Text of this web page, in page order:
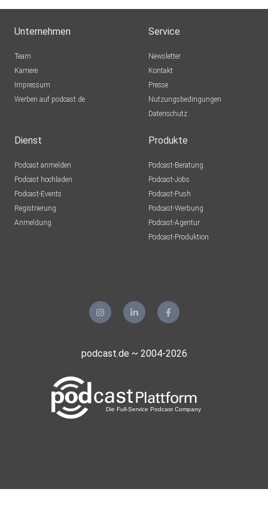
Unternehmen
Team
Karriere
Impressum
Werben auf podcast.de
Service
Newsletter
Kontakt
Presse
Nutzungsbedingungen
Datenschutz
Dienst
Podcast anmelden
Podcast hochladen
Podcast-Events
Registrierung
Anmeldung
Produkte
Podcast-Beratung
Podcast-Jobs
Podcast-Push
Podcast-Werbung
Podcast-Agentur
Podcast-Produktion
podcast.de ~ 2004-2026